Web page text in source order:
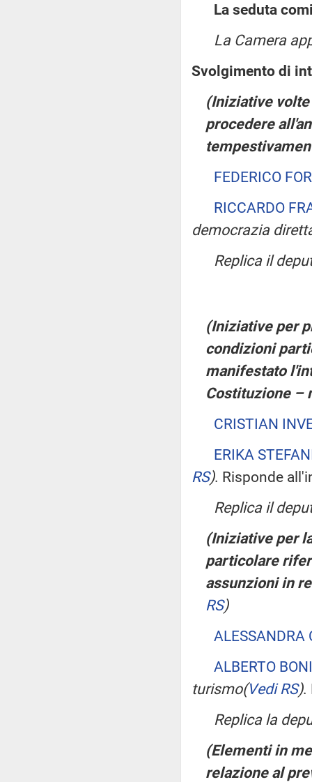
La seduta
La Camera
Svolgimento di
(Iniziative volte
procedere
FEDERICO
RICCARDO
democrazia
Replica il
(Iniziative per
condizioni
manifestato
Costituzione –
CRISTIAN
ERIKA
RS). Risponde
Replica il
(Iniziative per
particolare
assunzioni in
RS)
ALESSANDRA
ALBERTO
turismo(Vedi RS).
Replica la
(Elementi in
relazione al